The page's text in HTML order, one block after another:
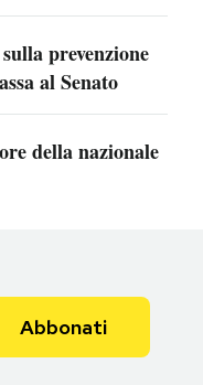
prevenzione
al Senato
della nazionale
Abbonati